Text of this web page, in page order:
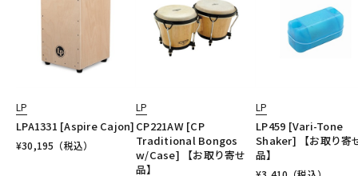
LP
LPA1331 [Aspire Cajon]
¥30,195 （税込）
LP
CP221AW [CP
Traditional Bongos
w/Case] 【お取り寄せ
品】
LP
LP459 [Vari-Tone
Shaker] 【お取り寄
品】